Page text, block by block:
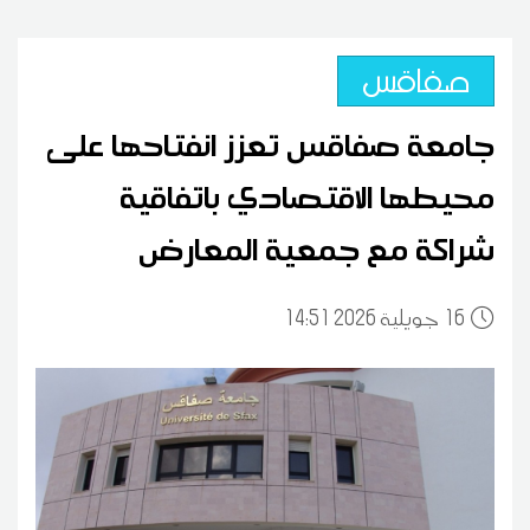
صفاقس
جامعة صفاقس تعزز انفتاحها على
محيطها الاقتصادي باتفاقية
شراكة مع جمعية المعارض
16 14:51 2026 جويلية